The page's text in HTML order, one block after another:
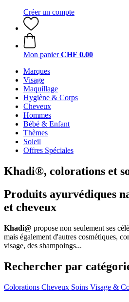
Créer un compte
Mon panier CHF 0.00
Marques
Visage
Maquillage
Hygiène & Corps
Cheveux
Hommes
Bébé & Enfant
Thèmes
Soleil
Offres Spéciales
Khadi®, colorations et
Produits ayurvédiques
et cheveux
Khadi@ propose non seulement ses
mais également d'autres cosmétiques,
visage, des shampoings...
Rechercher par
Colorations Cheveux Soins Visage &